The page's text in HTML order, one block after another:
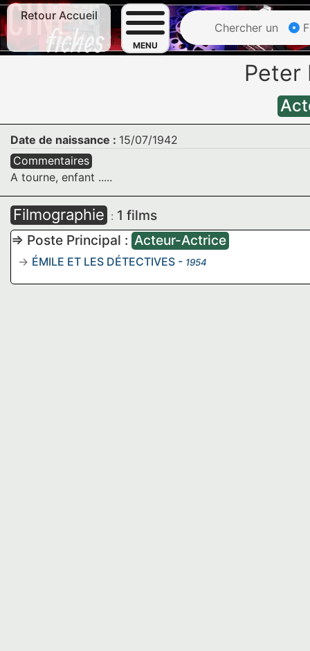
Retour Accueil
MENU
Chercher un
Peter
Date de naissance : 15/07/1942
Commentaires
A tourne, enfant .....
Filmographie : 1 films
=> Poste Principal : Acteur-Actrice
ÉMILE ET LES DÉTECTIVES - 1954